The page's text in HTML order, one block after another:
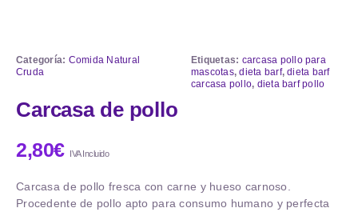
Categoría: Comida Natural
Cruda
Etiquetas: carcasa pollo para
mascotas,dieta barf,dieta barf
carcasa pollo, dieta barf pollo
Carcasa de pollo
2,80€ IVA Incluido
Carcasa de pollo fresca con carne y hueso carnoso.
Procedente de pollo apto para consumo humano y perfecta